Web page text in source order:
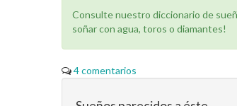
Consulte nuestro diccionario de
soñar con agua, toros o diamantes!
4 comentarios